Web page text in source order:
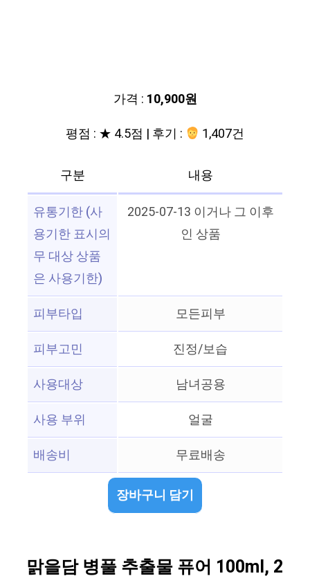
가격 : 10,900원
평점 : ★ 4.5점 | 후기 :
1,407건
구분
내용
유통기한 (사
용기한 표시의
무 대상 상품
은 사용기한)
2025-07-13 이거나 그 이후
인 상품
피부타입
모든피부
피부고민
진정/보습
사용대상
남녀공용
사용 부위
얼굴
배송비
무료배송
장바구니 담기
맑을담 병풀 추출물 퓨어 100ml, 2